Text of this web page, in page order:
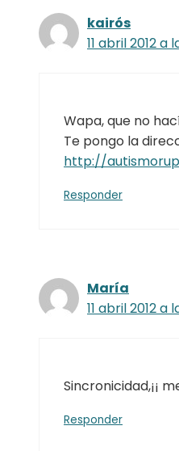
kairós
11 abril 2012 a
Wapa, que no
Te pongo la
http://
Responder
María
11 abril 2012 a
Sincronicidad,¡¡
Responder